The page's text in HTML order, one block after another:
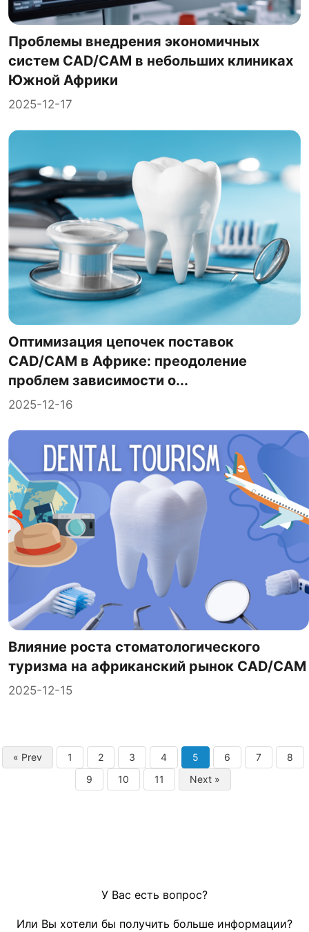
Проблемы внедрения экономичных
систем CAD/CAM в небольших клиниках
Южной Африки
2025-12-17
Оптимизация цепочек поставок
CAD/CAM в Африке: преодоление
проблем зависимости о...
2025-12-16
Влияние роста стоматологического
туризма на африканский рынок CAD/CAM
2025-12-15
« Prev 1 2 3 4 5 6 7
8
9
10 11 Next »
У Вас есть вопрос?
Или Вы хотели бы получить больше информации?